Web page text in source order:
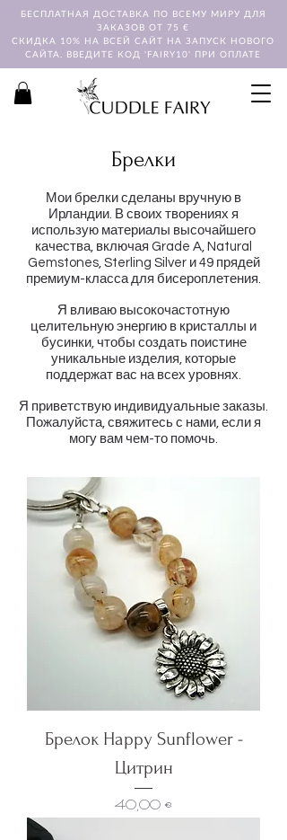
БЕСПЛАТНАЯ ДОСТАВКА ПО ВСЕМУ МИРУ ДЛЯ
ЗАКАЗОВ ОТ 75 €
СКИДКА 10% НА ВСЕЙ САЙТ НА ЗАПУСК НОВОГО
САЙТА. ВВЕДИТЕ КОД 'FAIRY10' ПРИ ОПЛАТЕ
Брелки
Мои брелки сделаны вручную в
Ирландии. В своих творениях я
использую материалы высочайшего
качества, включая Grade A, Natural
Gemstones, Sterling Silver и 49 прядей
премиум-класса для бисероплетения.
Я вливаю высокочастотную
целительную энергию в кристаллы и
бусинки, чтобы создать поистине
уникальные изделия, которые
поддержат вас на всех уровнях.
Я приветствую индивидуальные заказы.
Пожалуйста, свяжитесь с нами, если я
могу вам чем-то помочь.
Брелок Happy Sunflower -
Цитрин
Цена
40,00 €